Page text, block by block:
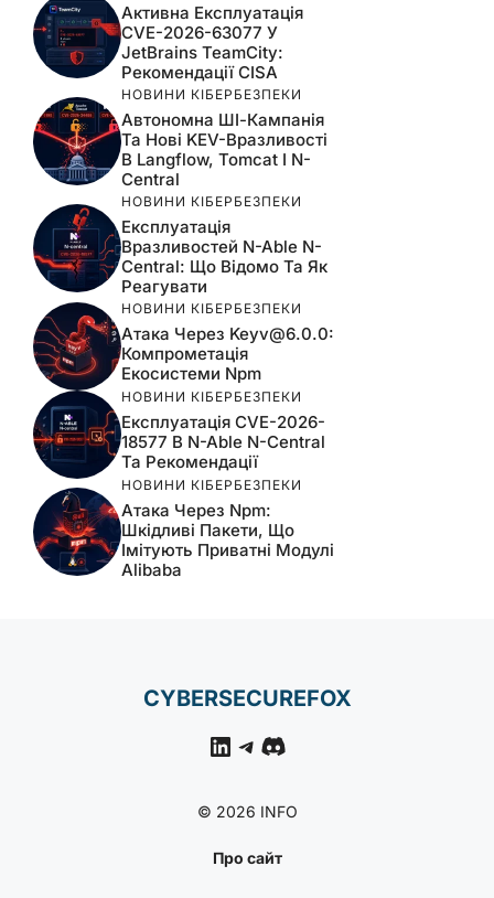
Активна Експлуатація
CVE-2026-63077 У
JetBrains TeamCity:
Рекомендації CISA
НОВИНИ КІБЕРБЕЗПЕКИ
Автономна ШІ-Кампанія
Та Нові KEV-Вразливості
В Langflow, Tomcat І N-
Central
НОВИНИ КІБЕРБЕЗПЕКИ
Експлуатація
Вразливостей N-Able N-
Central: Що Відомо Та Як
Реагувати
НОВИНИ КІБЕРБЕЗПЕКИ
Атака Через Keyv@6.0.0:
Компрометація
Екосистеми Npm
НОВИНИ КІБЕРБЕЗПЕКИ
Експлуатація CVE-2026-
18577 В N-Able N-Central
Та Рекомендації
НОВИНИ КІБЕРБЕЗПЕКИ
Атака Через Npm:
Шкідливі Пакети, Що
Імітують Приватні Модулі
Alibaba
CYBERSECUREFOX
LinkedIn
Telegram
Discord
© 2026 INFO
Про сайт